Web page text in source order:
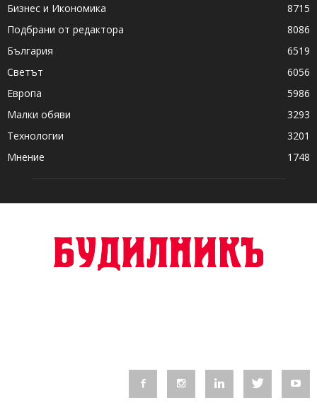
Бизнес и Икономика
8715
Подбрани от редактора
8086
България
6519
Светът
6056
Европа
5986
Малки обяви
3293
Технологии
3201
Мнение
1748